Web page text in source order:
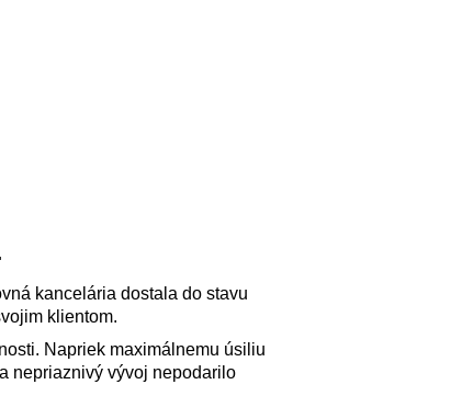
kancelária dostala do stavu
klientom.
Napriek maximálnemu úsiliu
nepriaznivý vývoj nepodarilo